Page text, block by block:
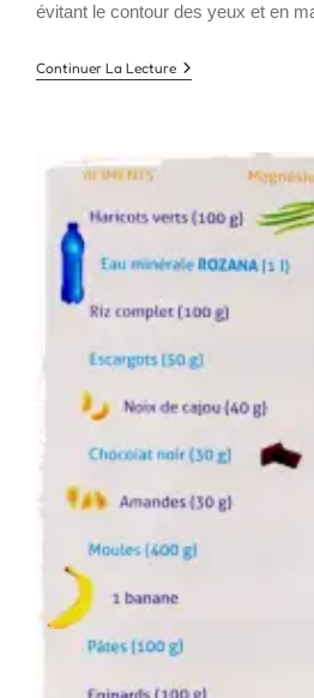
évitant le contour des yeux et en
Continuer La LectureMasque
Maison
Et
Peaux